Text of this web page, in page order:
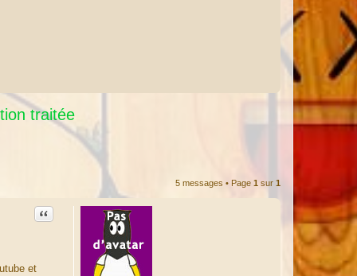
traitée
5 messages • Page 1 sur 1
Citation
et